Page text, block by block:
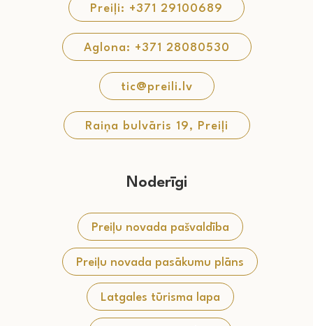
Preiļi: +371 29100689
Aglona: +371 28080530
tic@preili.lv
Raiņa bulvāris 19, Preiļi
Noderīgi
Preiļu novada pašvaldība
Preiļu novada pasākumu plāns
Latgales tūrisma lapa